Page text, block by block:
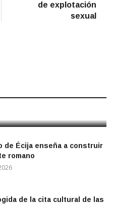
de explotación
sexual
por robar en
de Écija enseña a construir
romano
de la cita cultural de las